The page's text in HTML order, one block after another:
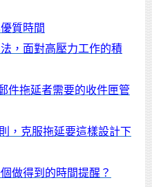
質時間
，面對高壓力工作的積
件拖延者需要的收件匣管
，克服拖延要這樣設計下
做得到的時間提醒？